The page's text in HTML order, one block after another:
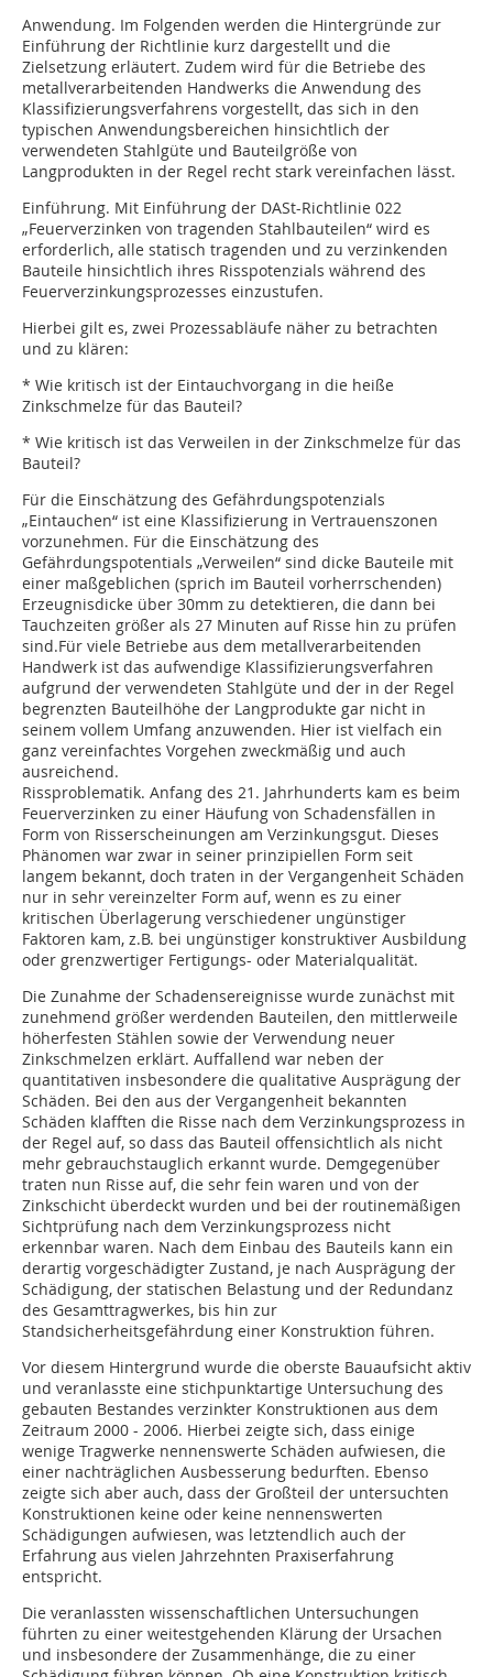
Anwendung. Im Folgenden werden die Hintergründe zur
Einführung der Richtlinie kurz dargestellt und die
Zielsetzung erläutert. Zudem wird für die Betriebe des
metallverarbeitenden Handwerks die Anwendung des
Klassifizierungsverfahrens vorgestellt, das sich in den
typischen Anwendungsbereichen hinsichtlich der
verwendeten Stahlgüte und Bauteilgröße von
Langprodukten in der Regel recht stark vereinfachen lässt.
Einführung. Mit Einführung der DASt-Richtlinie 022
„Feuerverzinken von tragenden Stahlbauteilen“ wird es
erforderlich, alle statisch tragenden und zu verzinkenden
Bauteile hinsichtlich ihres Risspotenzials während des
Feuerverzinkungsprozesses einzustufen.
Hierbei gilt es, zwei Prozessabläufe näher zu betrachten
und zu klären:
* Wie kritisch ist der Eintauchvorgang in die heiße
Zinkschmelze für das Bauteil?
* Wie kritisch ist das Verweilen in der Zinkschmelze für das
Bauteil?
Für die Einschätzung des Gefährdungspotenzials
„Eintauchen“ ist eine Klassifizierung in Vertrauenszonen
vorzunehmen. Für die Einschätzung des
Gefährdungspotentials „Verweilen“ sind dicke Bauteile mit
einer maßgeblichen (sprich im Bauteil vorherrschenden)
Erzeugnisdicke über 30mm zu detektieren, die dann bei
Tauchzeiten größer als 27 Minuten auf Risse hin zu prüfen
sind.Für viele Betriebe aus dem metallverarbeitenden
Handwerk ist das aufwendige Klassifizierungsverfahren
aufgrund der verwendeten Stahlgüte und der in der Regel
begrenzten Bauteilhöhe der Langprodukte gar nicht in
seinem vollem Umfang anzuwenden. Hier ist vielfach ein
ganz vereinfachtes Vorgehen zweckmäßig und auch
ausreichend.
Rissproblematik. Anfang des 21. Jahrhunderts kam es beim
Feuerverzinken zu einer Häufung von Schadensfällen in
Form von Risserscheinungen am Verzinkungsgut. Dieses
Phänomen war zwar in seiner prinzipiellen Form seit
langem bekannt, doch traten in der Vergangenheit Schäden
nur in sehr vereinzelter Form auf, wenn es zu einer
kritischen Überlagerung verschiedener ungünstiger
Faktoren kam, z.B. bei ungünstiger konstruktiver Ausbildung
oder grenzwertiger Fertigungs- oder Materialqualität.
Die Zunahme der Schadensereignisse wurde zunächst mit
zunehmend größer werdenden Bauteilen, den mittlerweile
höherfesten Stählen sowie der Verwendung neuer
Zinkschmelzen erklärt. Auffallend war neben der
quantitativen insbesondere die qualitative Ausprägung der
Schäden. Bei den aus der Vergangenheit bekannten
Schäden klafften die Risse nach dem Verzinkungsprozess in
der Regel auf, so dass das Bauteil offensichtlich als nicht
mehr gebrauchstauglich erkannt wurde. Demgegenüber
traten nun Risse auf, die sehr fein waren und von der
Zinkschicht überdeckt wurden und bei der routinemäßigen
Sichtprüfung nach dem Verzinkungsprozess nicht
erkennbar waren. Nach dem Einbau des Bauteils kann ein
derartig vorgeschädigter Zustand, je nach Ausprägung der
Schädigung, der statischen Belastung und der Redundanz
des Gesamttragwerkes, bis hin zur
Standsicherheitsgefährdung einer Konstruktion führen.
Vor diesem Hintergrund wurde die oberste Bauaufsicht aktiv
und veranlasste eine stichpunktartige Untersuchung des
gebauten Bestandes verzinkter Konstruktionen aus dem
Zeitraum 2000 - 2006. Hierbei zeigte sich, dass einige
wenige Tragwerke nennenswerte Schäden aufwiesen, die
einer nachträglichen Ausbesserung bedurften. Ebenso
zeigte sich aber auch, dass der Großteil der untersuchten
Konstruktionen keine oder keine nennenswerten
Schädigungen aufwiesen, was letztendlich auch der
Erfahrung aus vielen Jahrzehnten Praxiserfahrung
entspricht.
Die veranlassten wissenschaftlichen Untersuchungen
führten zu einer weitestgehenden Klärung der Ursachen
und insbesondere der Zusammenhänge, die zu einer